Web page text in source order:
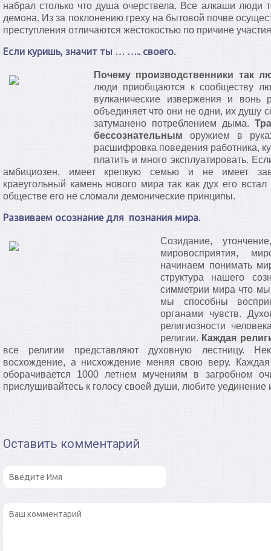
набрал столько что душа очерствела. Все алкаши люди
демона. Из за поклонению греху на бытовой почве
преступления отличаются жестокостью по причине
Если куришь, значит ты … ….. своего.
Почему производственники так
люди приобщаются к сообществу
вулканические извержения и
объединяет что они не одни, их душу
затуманено потреблением дыма.
бессознательным оружием в
расшифровка поведения работника,
платить и много эксплуатировать.
амбициозен, имеет крепкую семью и не имеет
краеугольный камень нового мира так как дух его
обществе его не сломали демонические принципы.
Развиваем осознание для познания мира.
Созидание,
мировосприятия,
начинаем понимать
структура нашего
симметрии мира что
мы способны
органами чувств.
религиозности
религии. Каждая
все религии представляют духовную лестницу.
восхождение, а нисхождение меняя свою веру.
оборачивается 1000 летнем мучениям в загробном
прислушивайтесь к голосу своей души, любите уединение
Оставить комментарий